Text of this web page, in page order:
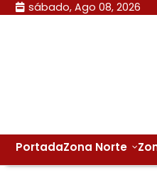
Skip sábado, Ago 08, 2026
PortadaZona Norte